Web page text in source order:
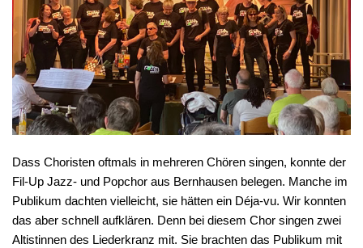
Dass Choristen oftmals in mehreren Chören singen, konnte der
Fil-Up Jazz- und Popchor aus Bernhausen belegen. Manche im
Publikum dachten vielleicht, sie hätten ein Déja-vu. Wir konnten
das aber schnell aufklären. Denn bei diesem Chor singen zwei
Altistinnen des Liederkranz mit. Sie brachten das Publikum mit